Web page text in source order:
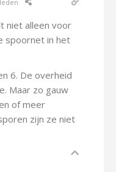
niet alleen voor
spoornet in het
6. De overheid
Maar zo gauw
of meer
zijn ze niet